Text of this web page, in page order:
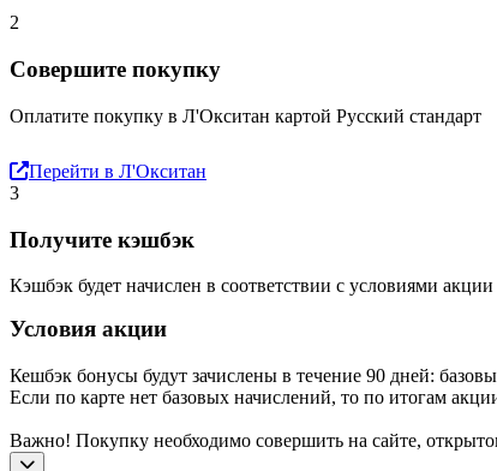
2
Совершите покупку
Оплатите покупку в Л'Окситан картой Русский стандарт
Перейти в Л'Окситан
3
Получите кэшбэк
Кэшбэк будет начислен в соответствии с условиями акции
Условия акции
Кешбэк бонусы будут зачислены в течение 90 дней:
Eсли по карте нет базовых начислений, то по итогам
Важно! Покупку необходимо совершить на сайте,